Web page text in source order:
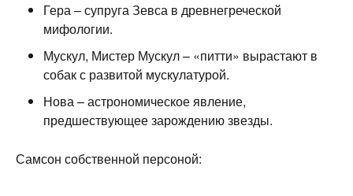
Гера – супруга Зевса в древнегреческой
мифологии.
Мускул, Мистер Мускул – «питти» вырастают в
собак с развитой мускулатурой.
Нова – астрономическое явление,
предшествующее зарождению звезды.
Самсон собственной персоной: